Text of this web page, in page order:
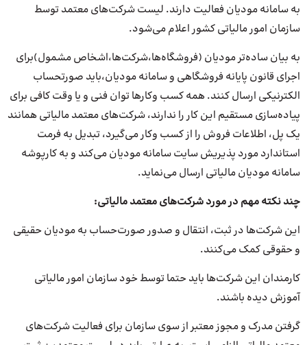
به سامانه مودیان فعالیت دارند. لیست شرکت‌های معتمد توسط
سازمان امور مالیاتی کشور اعلام می‌شود.
به بیان ساده‌تر مودیان (فروشگاه‌ها،شرکت‌ها،اشخاص مشمول)برای
اجرای قانون پایانه فروشگاهی و سامانه مودیان،باید صورتحساب
الکترنیکی ارسال کنند. همه کسب وکارها توان فنی و یا وقت کافی برای
پیاده‌سازی مستقیم این کار را ندارند، شرکت‌های معتمد مالیاتی همانند
یک پل، اطلاعات فروش را از کسب وکار می‌گیرد، تبدیل به فرمت
استاندارد مورد پذیریش سایت سامانه مودیان می‌کند و به کارپوشه
سامانه مودیان مالیاتی ارسال می‌نماید.
چند نکته مهم در مورد شرکت‌های معتمد مالیاتی:
این شرکت‌ها در ثبت، انتقال و صدور صورت‌حساب به مودیان حقیقی
و حقوقی کمک می‌کنند.
کارمندان این شرکت‌ها باید حتما توسط خود سازمان امور مالیاتی
آموزش دیده باشند.
گرفتن مدرک و مجوز معتبر از سوی سازمان برای فعالیت شرکت‌های